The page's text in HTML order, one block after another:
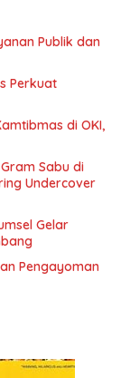
Publik dan
Perkuat
di OKI,
Sabu di
Undercover
Gelar
Pengayoman